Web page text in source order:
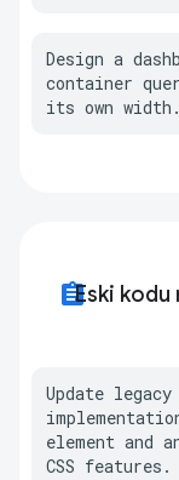
Design a
container
its own width.
assignmentEski
Update legacy
element and
CSS features.